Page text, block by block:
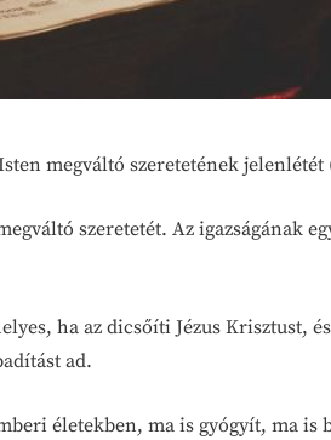
megváltó szeretetének jelenlétét
szeretetét. Az igazságának
ha az dicsőíti Jézus Krisztust,
ad.
életekben, ma is gyógyít, ma